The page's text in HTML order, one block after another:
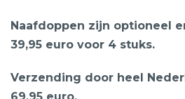
Naafdoppen zijn optioneel
39,95 euro voor 4 stuks.
Verzending door heel